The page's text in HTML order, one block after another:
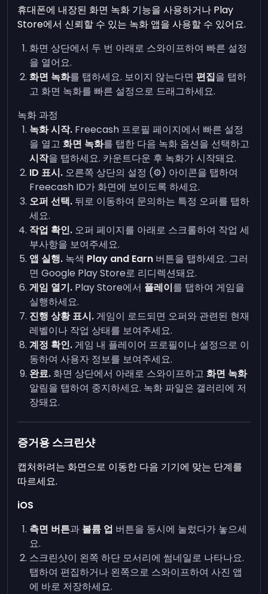
휴대폰에 내장된 화면 녹화 기능을 사용하거나 Play
Store에서 신뢰할 수 있는 녹화 앱을 사용할 수 있어요.
화면 상단에서 두 번 아래로 스와이프하여 빠른 설정
을 열어요.
화면 녹화를 탭하세요. 보이지 않는다면 편집을 탭하
고 화면 녹화를 빠른 설정으로 드래그하세요.
녹화 과정
녹화 시작. Freecash 프로필 페이지에서 빠른 설정
을 열고화면 녹화를 탭한 다음 녹화 옵션을 선택하고
시작을 탭하세요. 카운트다운 후 녹화가 시작돼요.
ID 표시. 오른쪽 상단의 설정 (⚙️) 아이콘을 탭하여
Freecash ID가 화면에 보이도록 하세요.
오퍼 선택. 뒤로 이동하여 문의하는 특정 오퍼를 탭하
세요.
작업 확인. 오퍼 페이지를 아래로 스크롤하여 작업 세
부사항을 보여주세요.
앱 실행. 녹색 Play and Earn 버튼을 탭하세요. 그러
면 Google Play Store로 리디렉션돼요.
게임 열기. Play Store에서 플레이를 탭하여 게임을
실행하세요.
진행 상황 표시. 게임이 로드되면 오퍼와 관련된 현재
레벨이나 작업 상태를 보여주세요.
계정 확인. 게임 내 플레이어 프로필이나 설정으로 이
동하여 사용자 정보를 보여주세요.
완료. 화면 상단에서 아래로 스와이프하고화면 녹화
알림을 탭하여 중지하세요. 녹화 파일은 갤러리에 저
장돼요.
증거용 스크린샷
캡처하려는 화면으로 이동한 다음 기기에 맞는 단계를
따르세요.
iOS
측면 버튼과 볼륨 업 버튼을 동시에 눌렀다가 놓으세
요.
스크린샷이 왼쪽 하단 모서리에 썸네일로 나타나요.
탭하여 편집하거나 왼쪽으로 스와이프하여 사진 앱
에 바로 저장하세요.